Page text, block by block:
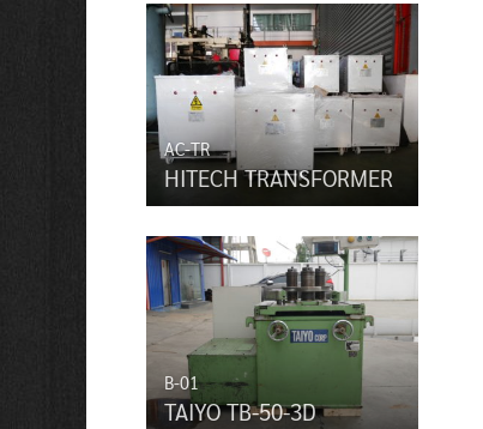
AC-TR
HITECH TRANSFORMER
B-01
TAIYO TB-50-3D